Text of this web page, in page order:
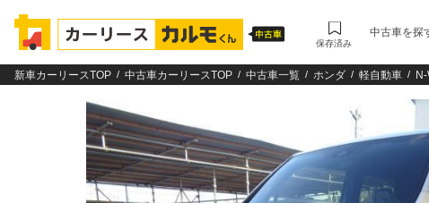
保存済み
中古車を探
新車カーリースTOP 中古車カーリースTOP 中古車一覧 ホンダ 軽自動車